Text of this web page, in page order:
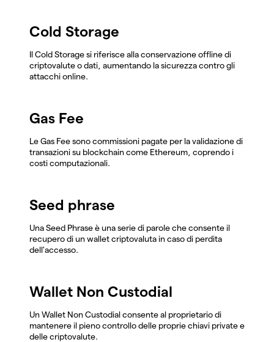
Cold Storage
Il Cold Storage si riferisce alla conservazione offline di
criptovalute o dati, aumentando la sicurezza contro gli
attacchi online.
Gas Fee
Le Gas Fee sono commissioni pagate per la validazione di
transazioni su blockchain come Ethereum, coprendo i
costi computazionali.
Seed phrase
Una Seed Phrase è una serie di parole che consente il
recupero di un wallet criptovaluta in caso di perdita
dell'accesso.
Wallet Non Custodial
Un Wallet Non Custodial consente al proprietario di
mantenere il pieno controllo delle proprie chiavi private e
delle criptovalute.